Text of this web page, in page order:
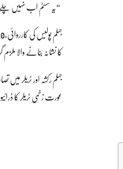
“یہ سسٹم اب نہیں
کا نشانہ بنانے والا ملزم
جہلم رکشہ اور ٹریلر میں
عورت زخمی ٹریلر کا